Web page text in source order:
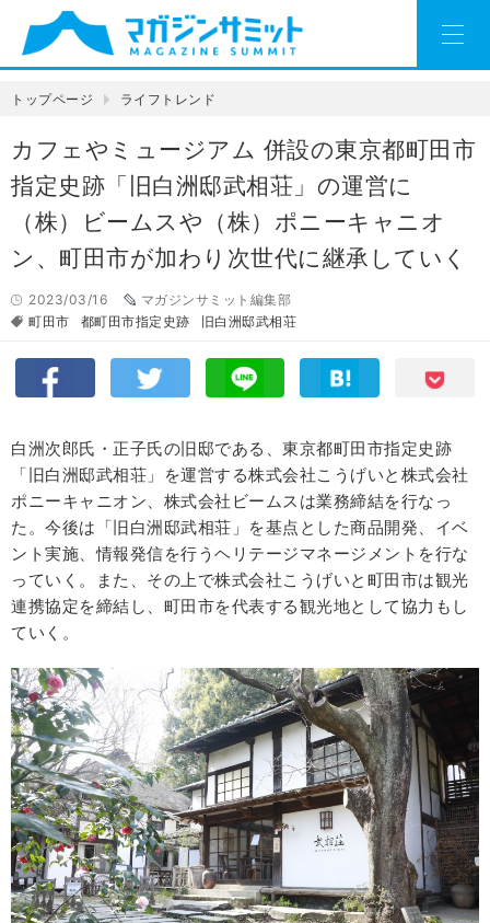
トップページ ライフトレンド
カフェやミュージアム 併設の東京都町田市
指定史跡「旧白洲邸武相荘」の運営に
（株）ビームスや（株）ポニーキャニオ
ン、町田市が加わり次世代に継承していく
2023/03/16
マガジンサミット編集部
町田市
都町田市指定史跡 旧白洲邸武相荘
白洲次郎氏・正子氏の旧邸である、東京都町田市指定史跡
「旧白洲邸武相荘」を運営する株式会社こうげいと株式会社
ポニーキャニオン、株式会社ビームスは業務締結を行なっ
た。今後は「旧白洲邸武相荘」を基点とした商品開発、イベ
ント実施、情報発信を行うヘリテージマネージメントを行な
っていく。また、その上で株式会社こうげいと町田市は観光
連携協定を締結し、町田市を代表する観光地として協力もし
ていく。